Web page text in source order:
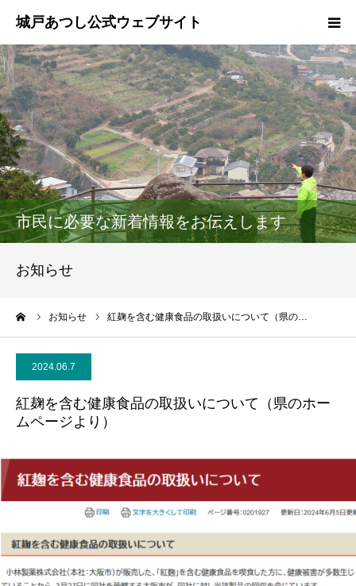
市民に必要な新着情報をお伝えします
お知らせ
お知らせ 紅麹を含む健康食品の取扱いについて（県の…
2024.06.7
紅麹を含む健康食品の取扱いについて（県のホー
ムページより）
ホーム
ご挨拶
プロフィール
政策
ブログ
事務所案内